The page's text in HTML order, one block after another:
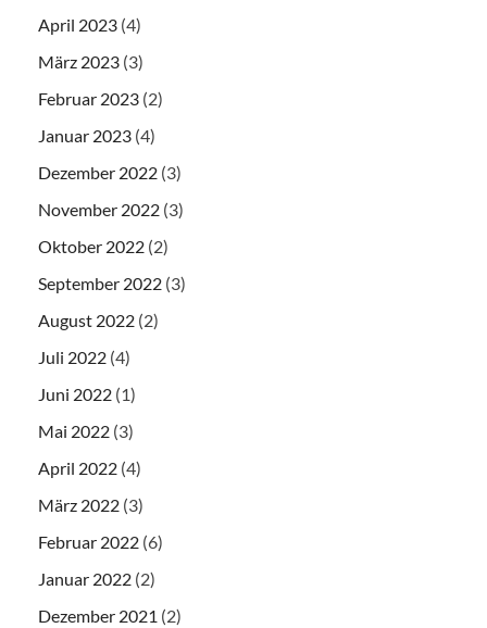
April 2023 (4)
März 2023 (3)
Februar 2023 (2)
Januar 2023 (4)
Dezember 2022 (3)
November 2022 (3)
Oktober 2022 (2)
September 2022 (3)
August 2022 (2)
Juli 2022 (4)
Juni 2022 (1)
Mai 2022 (3)
April 2022 (4)
März 2022 (3)
Februar 2022 (6)
Januar 2022 (2)
Dezember 2021 (2)